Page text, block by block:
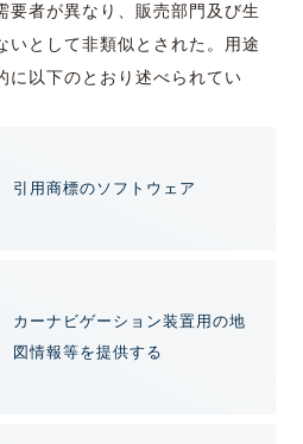
要者が異なり、販売部門及び生
いとして非類似とされた。用途
に以下のとおり述べられてい
引用商標のソフトウェア
カーナビゲーション装置用の地
図情報等を提供する